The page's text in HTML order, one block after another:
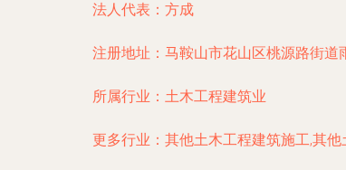
法人代表： 方成
注册地址： 马鞍山市花山区桃源路街道
所属行业： 土木工程建筑业
更多行业： 其他土木工程建筑施工,其